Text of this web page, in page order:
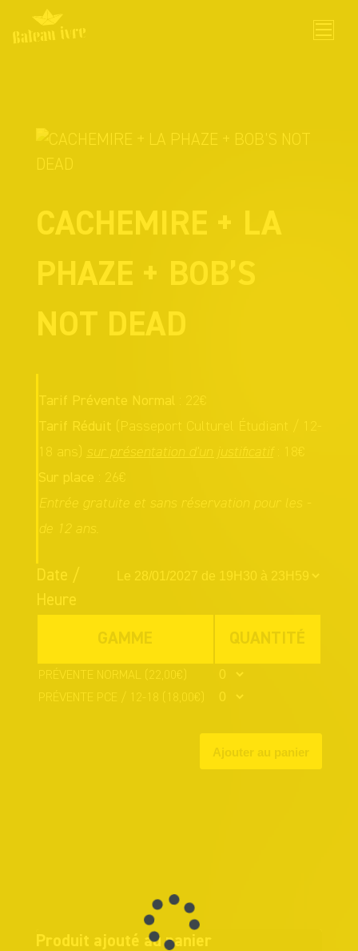
content
CACHEMIRE + LA
PHAZE + BOB’S
NOT DEAD
Tarif Prévente Normal
Tarif Réduit (Passeport Culturel Étudiant / 12-
18 ans)
sur présentation d'un justificatif
Sur place : 26€
Entrée gratuite et sans réservation pour les -
de 12 ans.
Date /
Heure
GAMME QUANTITÉ
PRÉVENTE NORMAL
(22,00€)
PRÉVENTE PCE / 12-18
(18,00€)
Produit ajouté au panier